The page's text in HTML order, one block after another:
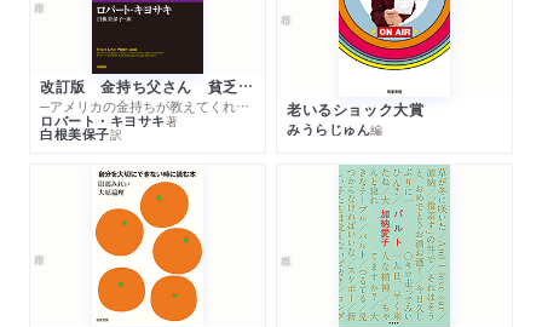
改訂版 金持ち父さん 貧乏父さん
─アメリカの金持ちが教えてくれるお金の哲学
ロバート・キヨサキ著
白根美保子訳
老いるショック大賞
みうらじゅん編